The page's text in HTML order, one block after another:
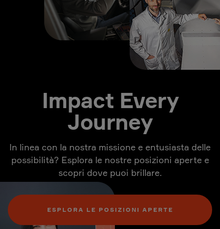
Impact Every
Journey
In linea con la nostra missione e entusiasta delle
possibilità? Esplora le nostre posizioni aperte e
scopri dove puoi brillare.
ESPLORA LE POSIZIONI APERTE